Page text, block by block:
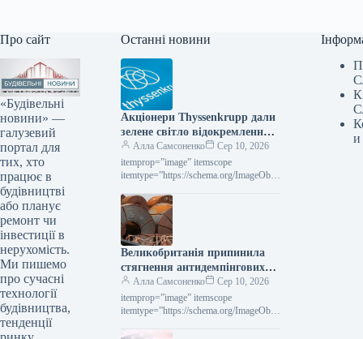
Про сайт
«Будівельні
новини» —
галузевий
портал для
тих, хто
працює в
будівництві
або планує
ремонт чи
інвестиції в
нерухомість.
Ми пишемо
про сучасні
технології
будівництва,
тенденції
Останні новини
Акціонери Thyssenkrupp дали
зелене світло відокремленню
підрозділу з обробки
матеріалів.
Алла Самсоненко
Сер 10, 2026
itemprop=”image” itemscope
itemtype=”https://schema.org/ImageObje
ThyssenKrupp Новини Компанії
Thyssenkrupp Роздрукувати 90 10
Серпня 2026 Акціонери Thyssenkrupp
схвалили відокремлення підрозділу,
що…
Великобританія припинила
стягнення антидемпінгових
податків на холоднокатаний
листовий прокат з Китаю та
Росії.
Алла Самсоненко
Сер 10, 2026
itemprop=”image” itemscope
itemtype=”https://schema.org/ImageObje
и